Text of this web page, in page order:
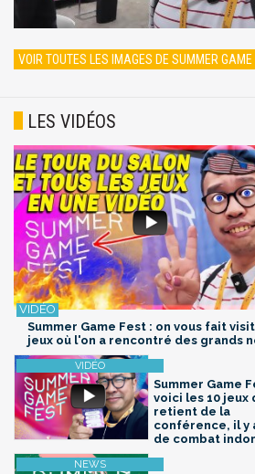
VOIR TOUTES LES IMAGES DE SUMMER GAME
LES VIDÉOS
Summer Game Fest : on vous fait
jeux où l'on a rencontré des grands
Summer Game
voici les 10 jeux
retient de la
conférence, il y
de combat